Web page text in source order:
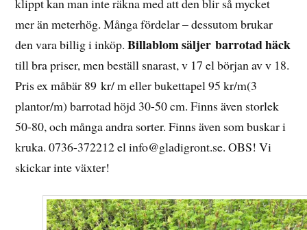
mer än meterhög. Många fördelar – dessutom brukar
den vara billig i inköp.Billablom säljerbarrotad häck
till bra priser, men beställ snarast, v 17 el början av v 18.
Pris ex måbär 89 kr/ m eller bukettapel 95 kr/m(3
plantor/m) barrotad höjd 30-50 cm. Finns även storlek
50-80, och många andra sorter. Finns även som buskar i
kruka. 0736-372212 el info@gladigront.se. OBS! Vi
skickar inte växter!